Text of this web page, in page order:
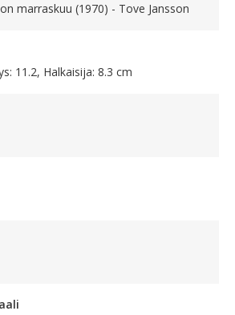
marraskuu (1970) - Tove Jansson
11.2, Halkaisija: 8.3 cm